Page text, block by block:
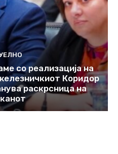
со реализација на
Коридор
раскрсница на